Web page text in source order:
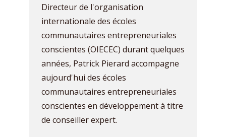
Directeur de l'organisation
internationale des écoles
communautaires entrepreneuriales
conscientes (OIECEC) durant quelques
années, Patrick Pierard accompagne
aujourd'hui des écoles
communautaires entrepreneuriales
conscientes en développement à titre
de conseiller expert.